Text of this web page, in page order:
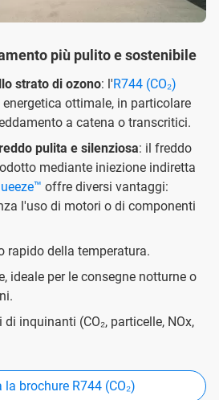
più pulito e sostenibile
strato di ozono: l'R744 (CO₂)
ottimale, in particolare
a catena o transcritici.
pulita e silenziosa: il freddo
mediante iniezione indiretta
offre diversi vantaggi:
l'uso di motori o di componenti
rapido della temperatura.
ideale per le consegne notturne o
inquinanti (CO₂, particelle, NOx,
la brochure R744 (CO₂)